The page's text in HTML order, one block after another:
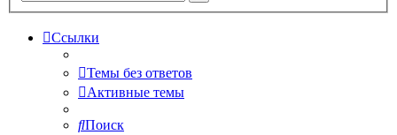
Ссылки
Темы без ответов
Активные темы
Поиск